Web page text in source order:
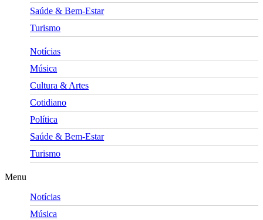
Saúde & Bem-Estar
Turismo
Notícias
Música
Cultura & Artes
Cotidiano
Política
Saúde & Bem-Estar
Turismo
Menu
Notícias
Música